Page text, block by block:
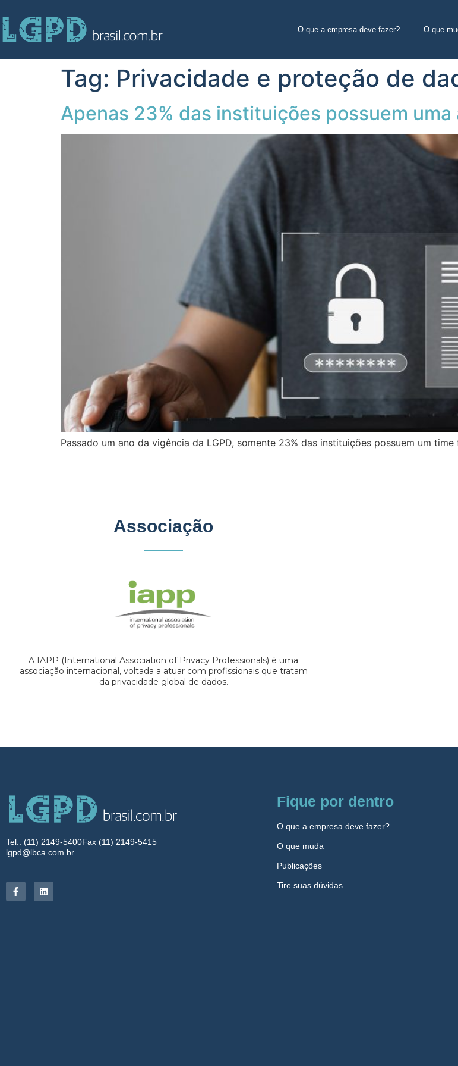
O que a empresa deve fazer? O que
Tag: Privacidade e proteção de
Apenas 23% das instituições possuem uma
Passado um ano da vigência da LGPD, somente 23% das instituições possuem um
Associação
A IAPP (International Association of Privacy Professionals) é uma
associação internacional, voltada a atuar com profissionais que tratam
da privacidade global de dados.
Tel.: (11) 2149-5400Fax (11) 2149-5415
lgpd@lbca.com.br
Fique por dentro
O que a empresa deve fazer?
O que muda
Publicações
Tire suas dúvidas